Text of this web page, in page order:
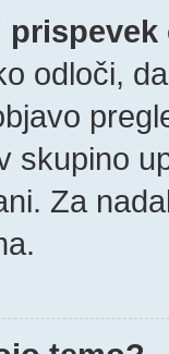
odloči,
skupino
Za